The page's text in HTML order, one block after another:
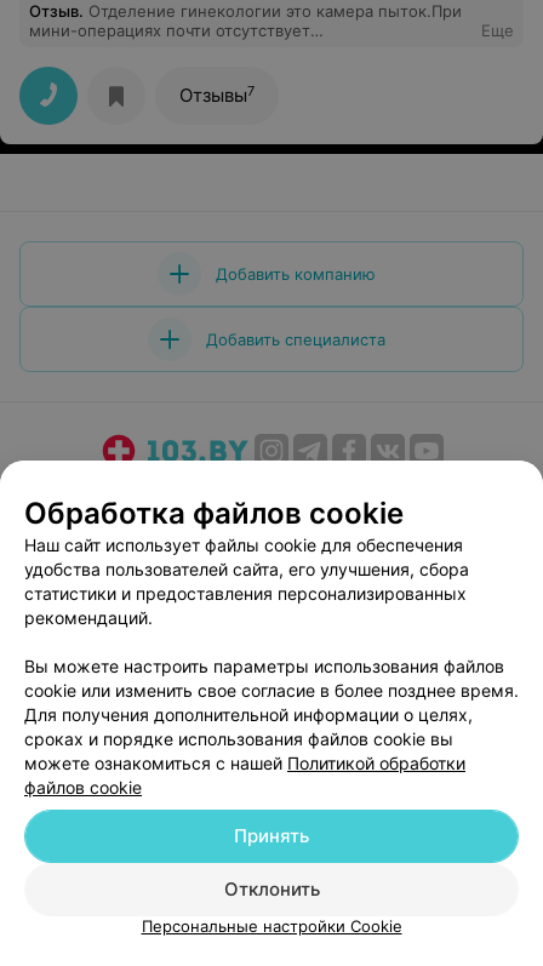
Отзыв. Отделение гинекологии это камера пыток.При
мини-операциях почти отсутствует
издевательства.Рядом с операционной идет
ремонт,кругом пыль.ПРОСТО КАМЕННЫЙ ВЕК!!!
Еще
Отзывы7
Добавить компанию
Добавить специалиста
Медицинский маркетинг
Публичный договор
Пользовательское соглашение
Способы оплаты
Вакансии
Партнеры
Написать руководителю 103.by
Персональные настройки cookie
Обработка персональных данных
© 2026 ООО «Артокс Лаб», УНП 191700409| 220012, Республика Беларусь,
г. Минск, улица Толбухина, 2, пом. 16 | help@103.by
Обработка файлов cookie
Наш сайт использует файлы cookie для обеспечения
удобства пользователей сайта, его улучшения, сбора
статистики и предоставления персонализированных
рекомендаций.
Вы можете настроить параметры использования файлов
cookie или изменить свое согласие в более позднее время.
Для получения дополнительной информации о целях,
сроках и порядке использования файлов cookie вы
можете ознакомиться с нашей Политикой обработки
файлов cookie
Отклонить
Принять
Персональные настройки Cookie